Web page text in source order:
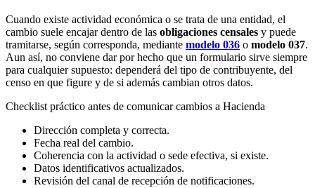
Cuando existe actividad económica o se trata de una entidad, el
cambio suele encajar dentro de las obligaciones censales y puede
tramitarse, según corresponda, mediante modelo 036 o modelo 037.
Aun así, no conviene dar por hecho que un formulario sirve siempre
para cualquier supuesto: dependerá del tipo de contribuyente, del
censo en que figure y de si además cambian otros datos.
Checklist práctico antes de comunicar cambios a Hacienda
Dirección completa y correcta.
Fecha real del cambio.
Coherencia con la actividad o sede efectiva, si existe.
Datos identificativos actualizados.
Revisión del canal de recepción de notificaciones.